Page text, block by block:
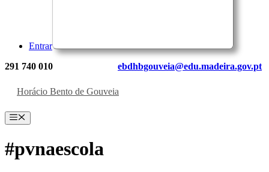
Entrar
291 740 010 ebdhbgouveia@edu.madeira.gov.pt
Horácio Bento de Gouveia
Menu
#pvnaescola